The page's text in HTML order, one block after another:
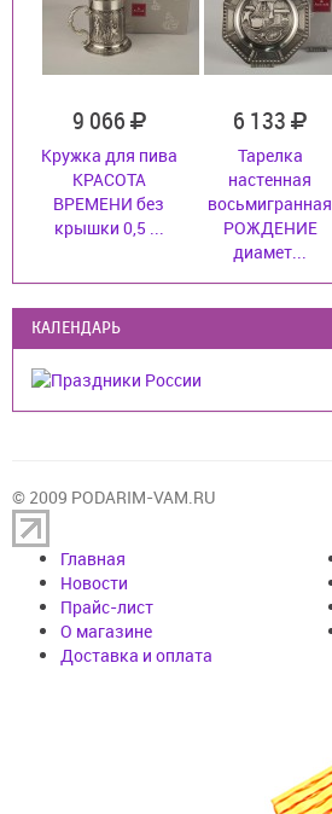
9 066
Кружка для пива
КРАСОТА
ВРЕМЕНИ без
крышки 0,5 ...
6 133
Тарелка
настенная
восьмигранная
РОЖДЕНИЕ
диамет...
КАЛЕНДАРЬ
© 2009 PODARIM-VAM.RU
Главная
Новости
Прайс-лист
О магазине
Доставка и оплата